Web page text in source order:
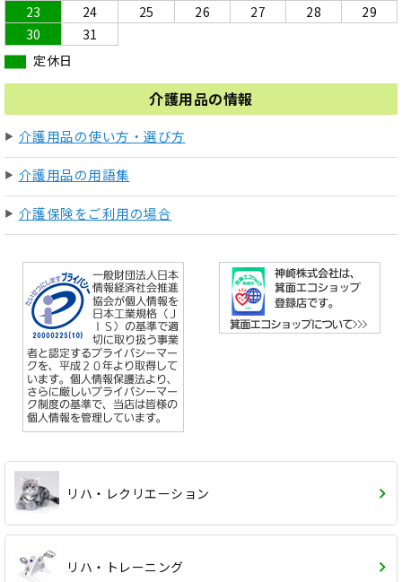
23
24 25 26 27 28
29
30
31
定休日
介護用品の情報
介護用品の使い方・選び方
介護用品の用語集
介護保険をご利用の場合
リハ・レクリエーション
リハ・トレーニング